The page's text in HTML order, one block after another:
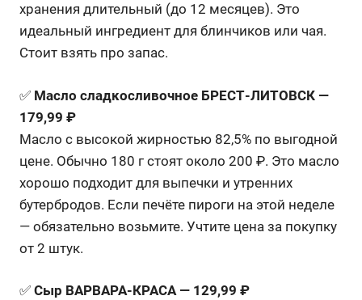
хранения длительный (до 12 месяцев). Это
идеальный ингредиент для блинчиков или чая.
Стоит взять про запас.
✅ Масло сладкосливочное БРЕСТ-ЛИТОВСК —
179,99 ₽
Масло с высокой жирностью 82,5% по выгодной
цене. Обычно 180 г стоят около 200 ₽. Это масло
хорошо подходит для выпечки и утренних
бутербродов. Если печёте пироги на этой неделе
— обязательно возьмите. Учтите цена за покупку
от 2 штук.
✅ Сыр ВАРВАРА-КРАСА — 129,99 ₽